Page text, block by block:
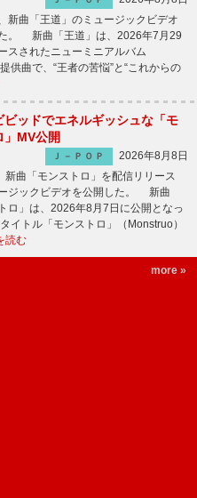
新曲「王道」のミュージックビデオ
。 新曲「王道」は、2026年7月29
スされたニューミニアルバム
供曲で、“王者の苦悩”と“これからの
ッドでエネルギッシュな「モ
」MV公開
Ｊ－ＰＯＰ
2026年8月8日
曲「モンストロ」を配信リリース
ジックビデオを公開した。 新曲
ロ」は、2026年8月7日に公開となっ
イトル「モンストロ」（Monstruo）
読む
more »